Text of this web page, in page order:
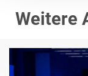
Weitere